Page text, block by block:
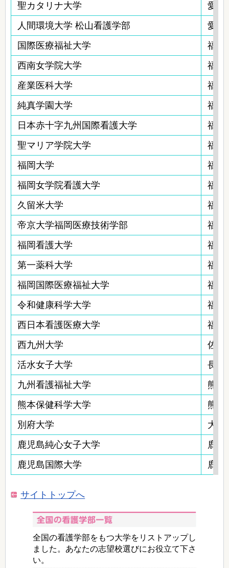
聖カタリナ大学
愛媛
人間環境大学 松山看護学部
愛媛
国際医療福祉大学
福岡
西南女学院大学
福岡
産業医科大学
福岡
純真学園大学
福岡
日本赤十字九州国際看護大学
福岡
聖マリア学院大学
福岡
福岡大学
福岡
福岡女学院看護大学
福岡
久留米大学
福岡
帝京大学福岡医療技術学部
福岡
福岡看護大学
福岡
第一薬科大学
福岡
福岡国際医療福祉大学
福岡
令和健康科学大学
福岡
西日本看護医療大学
福岡
西九州大学
佐賀
活水女子大学
長崎
九州看護福祉大学
熊本
熊本保健科学大学
熊本
別府大学
大分
鹿児島純心女子大学
鹿児
鹿児島国際大学
鹿児
サイトトップへ
全国の看護学部をもつ大学をリストアップし
ました。あなたの志望校選びにお役立て下さ
い。